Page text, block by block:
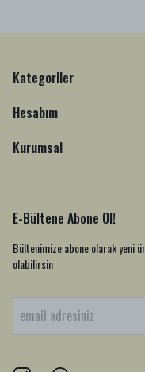
Kategoriler
Hesabım
Kurumsal
E-Bültene Abone Ol!
Bültenimize abone olarak yeni
olabilirsin